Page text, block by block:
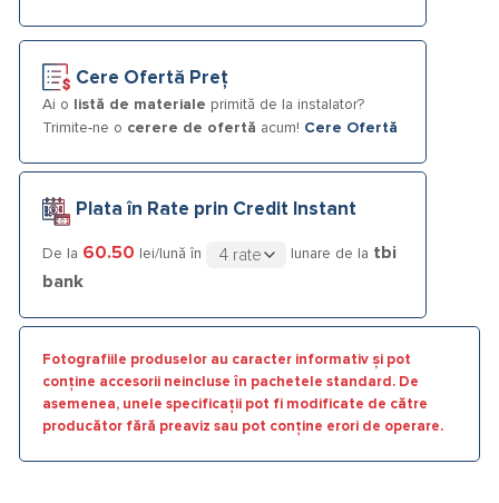
Cere Ofertă Preț
Ai o listă de materiale primită de la instalator?
Trimite-ne o cerere de ofertă acum! Cere Ofertă
Plata în Rate prin Credit Instant
De la 60.50 lei/lună în lunare de la tbi
bank
Fotografiile produselor au caracter informativ și pot
conține accesorii neincluse în pachetele standard. De
asemenea, unele specificații pot fi modificate de către
producător fără preaviz sau pot conține erori de operare.